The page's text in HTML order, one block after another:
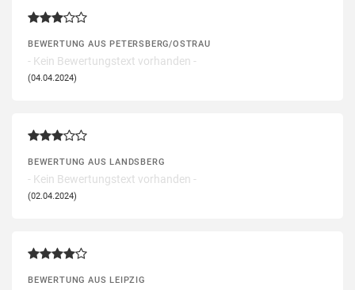
BEWERTUNG AUS PETERSBERG/OSTRAU
- Kein Bewertungstext vorhanden -
(04.04.2024)
BEWERTUNG AUS LANDSBERG
- Kein Bewertungstext vorhanden -
(02.04.2024)
BEWERTUNG AUS LEIPZIG